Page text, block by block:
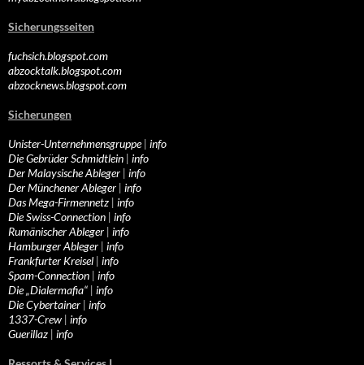
Sicherungsseiten
fuchsich.blogspot.com
abzocktalk.blogspot.com
abzocknews.blogspot.com
Sicherungen
Unister-Unternehmensgruppe| info
Die Gebrüder Schmidtlein | info
Der Malaysische Ableger | info
Der Münchener Ableger | info
Das Mega-Firmennetz | info
Die Swiss-Connection | info
Rumänischer Ableger | info
Hamburger Ableger | info
Frankfurter Kreisel | info
Spam-Connection | info
Die „Dialermafia“ | info
Die Cybertainer | info
1337-Crew | info
Guerillaz | info